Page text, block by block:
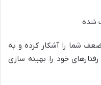
شده
شما را آشکار کرده و به
خود را بهینه سازی